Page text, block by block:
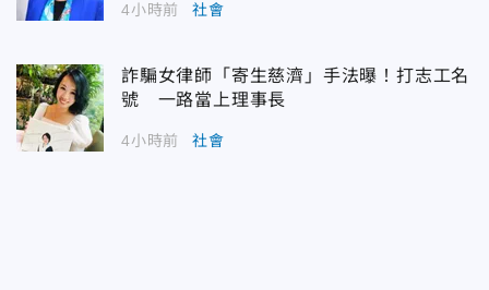
4小時前 社會
詐騙女律師「寄生慈濟」手法曝！打志工名
號 一路當上理事長
4小時前 社會